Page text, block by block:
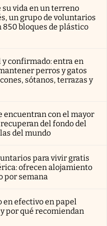
su vida en un terreno
un grupo de voluntarios
850 bloques de plástico
confirmado: entra en
perros y gatos
sótanos, terrazas y
encuentran con el mayor
del fondo del
del mundo
para vivir gratis
ofrecen alojamiento
por semana
en efectivo en papel
por qué recomiendan